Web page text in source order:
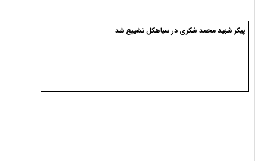
پیکر شهید محمد شکری در سیاهکل تشییع شد